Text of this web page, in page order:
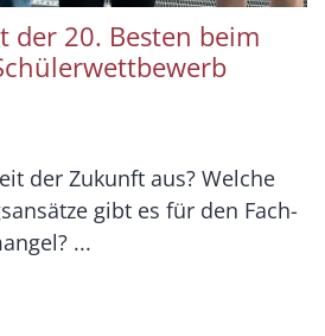
der 20. Besten beim
der Zukunft aus? Welche
gibt es für den Fach-
...